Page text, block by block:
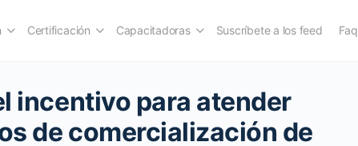
Certificación Capacitadoras Suscríbete a los feed Faq
incentivo para atender
de comercialización de